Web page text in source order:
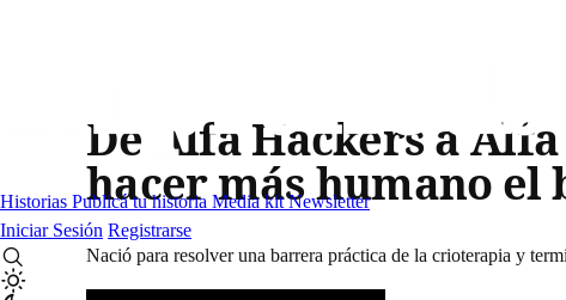
Historias Publicá tu historia Media kitNewsletter
Iniciar Sesión Registrarse
De Alfa Hackers a
hacer más humano el
Nació para resolver una barrera práctica de la crioterapia y